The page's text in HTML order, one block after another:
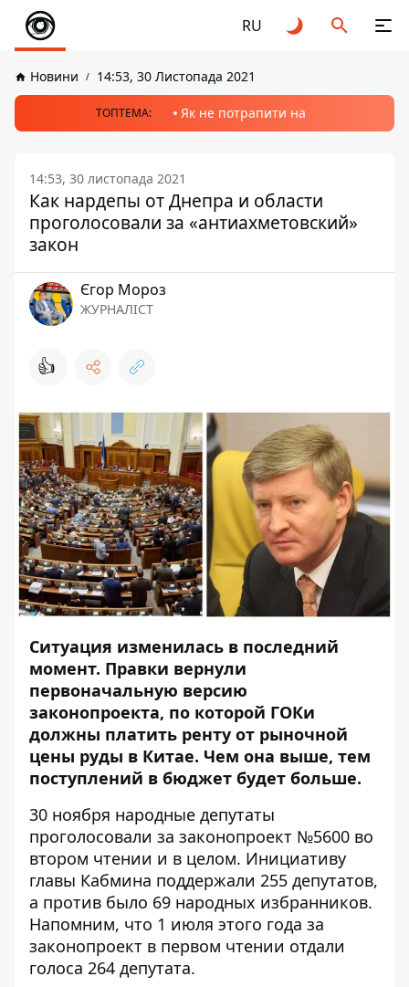
RU
Новини 14:53, 30 Листопада 2021
ТОПТЕМА: Як не потрапити на
14:53, 30 листопада 2021
Как нардепы от Днепра и области
проголосовали за «антиахметовский»
закон
Єгор Мороз
ЖУРНАЛІСТ
👍
Ситуация изменилась в последний
момент. Правки вернули
первоначальную версию
законопроекта, по которой ГОКи
должны платить ренту от рыночной
цены руды в Китае. Чем она выше, тем
поступлений в бюджет будет больше.
30 ноября народные депутаты
проголосовали за законопроект №5600 во
втором чтении и в целом. Инициативу
главы Кабмина поддержали 255 депутатов,
а против было 69 народных избранников.
Напомним, что 1 июля этого года за
законопроект в первом чтении отдали
голоса 264 депутата.